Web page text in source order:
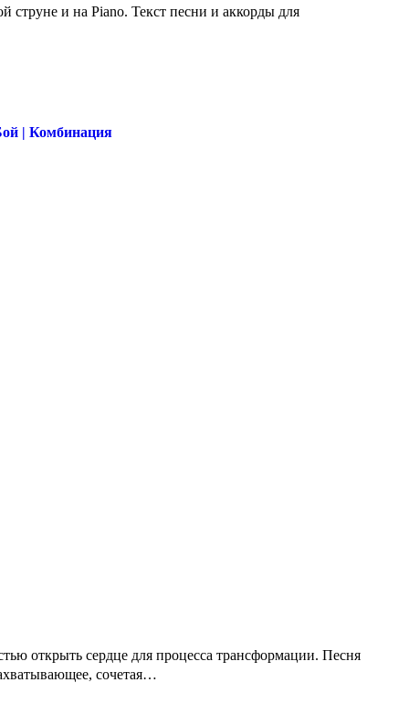
и на Piano. Текст песни и аккорды для
| Комбинация
открыть сердце для процесса трансформации. Песня
сочетая…